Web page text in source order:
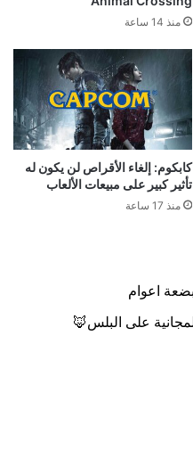
منذ 14 ساعة
كابكوم: إلغاء الأقراص لن يكون له
تأثير كبير على مبيعات الألعاب
منذ 17 ساعة